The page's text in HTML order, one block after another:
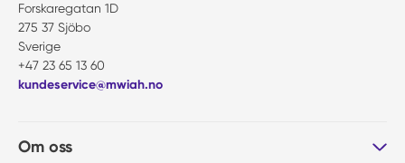
Forskaregatan 1D
275 37 Sjöbo
Sverige
+47 23 65 13 60
kundeservice@mwiah.no
Om oss